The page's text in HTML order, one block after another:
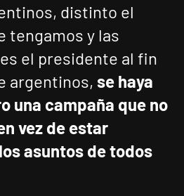
distinto el
tengamos y las
el presidente al fin
argentinos, se haya
una campaña que no
vez de estar
asuntos de todos